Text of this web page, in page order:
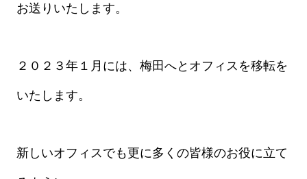
お送りいたします。
２０２３年１月には、梅田へとオフィスを移転を
いたします。
新しいオフィスでも更に多くの皆様のお役に立て